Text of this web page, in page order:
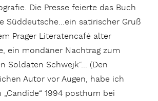
Die Presse feierte das Buch
Süddeutsche…ein satirischer Gruß
Prager Literatencafé alter
ein mondäner Nachtrag zum
Soldaten Schwejk“… (Den
Autor vor Augen, habe ich
„Candide“ 1994 posthum bei